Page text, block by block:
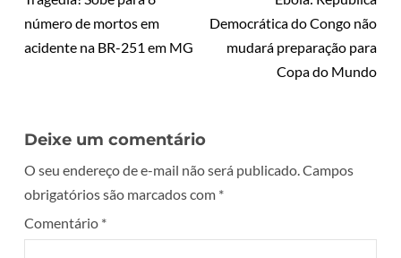
número de mortos em
acidente na BR-251 em MG
Democrática do Congo não
mudará preparação para
Copa do Mundo
Deixe um comentário
O seu endereço de e-mail não será publicado.Campos
obrigatórios são marcados com *
Comentário *